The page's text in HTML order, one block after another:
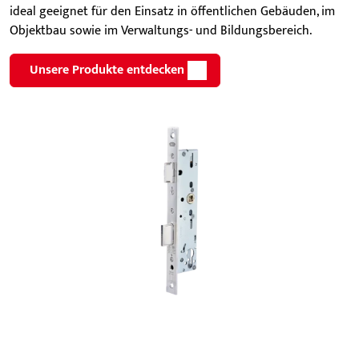
ideal geeignet für den Einsatz in öffentlichen Gebäuden, im
Objektbau sowie im Verwaltungs- und Bildungsbereich.
Unsere Produkte entdecken